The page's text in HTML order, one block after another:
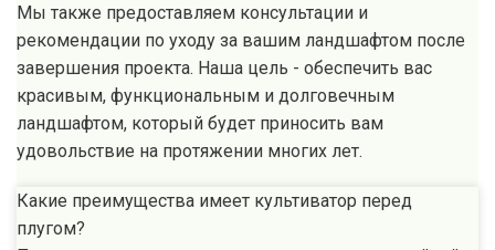
Мы также предоставляем консультации и
рекомендации по уходу за вашим ландшафтом после
завершения проекта. Наша цель - обеспечить вас
красивым, функциональным и долговечным
ландшафтом, который будет приносить вам
удовольствие на протяжении многих лет.
Какие преимущества имеет культиватор перед
плугом?